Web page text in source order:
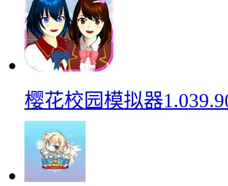
樱花校园模拟器